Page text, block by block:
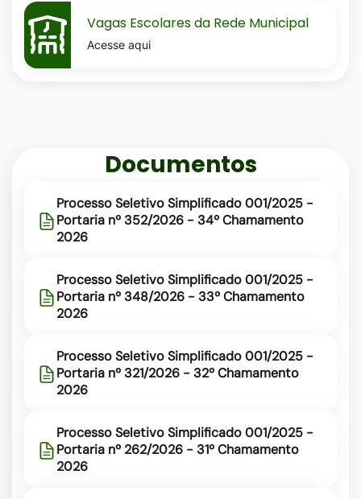
MaskVagas-
escolares-
da-
Vagas Escolares da Rede Municipal
Acesse aqui
Documentos
Processo Seletivo Simplificado 001/2025 -
Portaria nº 352/2026 - 34º Chamamento
2026
Processo Seletivo Simplificado 001/2025 -
Portaria nº 348/2026 - 33º Chamamento
2026
Processo Seletivo Simplificado 001/2025 -
Portaria nº 321/2026 - 32º Chamamento
2026
Processo Seletivo Simplificado 001/2025 -
Portaria nº 262/2026 - 31º Chamamento
2026